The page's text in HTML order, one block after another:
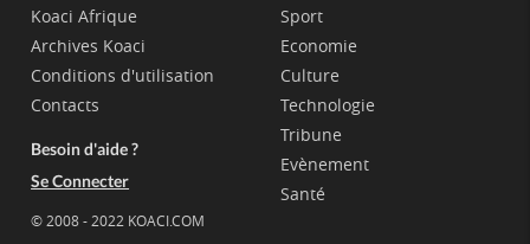
Koaci Afrique
Archives Koaci
Conditions d'utilisation
Contacts
Besoin d'aide ?
Se Connecter
© 2008 - 2022 KOACI.COM
Sport
Economie
Culture
Technologie
Tribune
Evènement
Santé